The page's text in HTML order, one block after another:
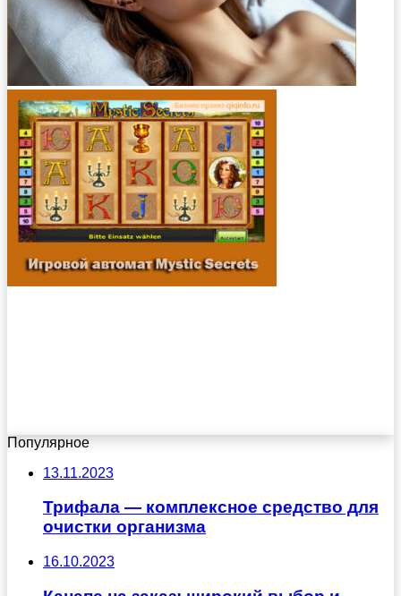
Популярное
13.11.2023
Трифала — комплексное средство для
очистки организма
16.10.2023